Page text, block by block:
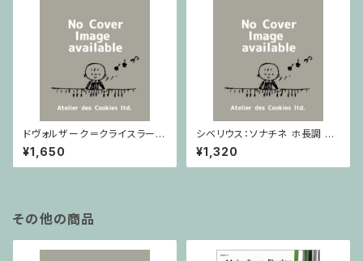
ドヴォルザーク＝クライスラー：
スラヴ幻想曲 ロ短調 from Op.
55-4, Op.75 / ヴァイオリンと
ピアノ
¥1,650
シベリウス：ソナチネ ホ長調 O
p.80 / ヴァイオリンとピアノ
¥1,320
その他の商品